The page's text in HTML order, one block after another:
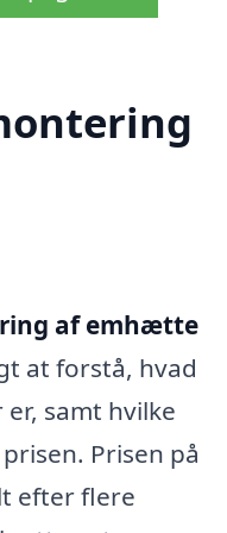
af emhætte
at forstå, hvad
samt hvilke
Prisen på
efter flere